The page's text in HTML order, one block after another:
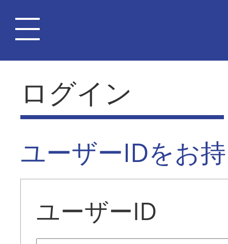
ログイン
ユーザーIDをお
ユーザーID